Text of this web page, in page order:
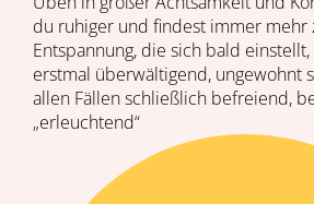
du ruhiger und findest immer mehr
Entspannung, die sich bald
erstmal überwältigend, ungewohnt
allen Fällen schließlich befreiend,
„erleuchtend“